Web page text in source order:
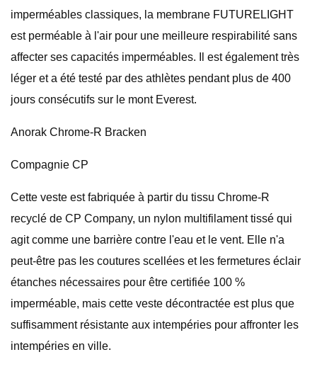
imperméables classiques, la membrane FUTURELIGHT
est perméable à l'air pour une meilleure respirabilité sans
affecter ses capacités imperméables. Il est également très
léger et a été testé par des athlètes pendant plus de 400
jours consécutifs sur le mont Everest.
Anorak Chrome-R Bracken
Compagnie CP
Cette veste est fabriquée à partir du tissu Chrome-R
recyclé de CP Company, un nylon multifilament tissé qui
agit comme une barrière contre l'eau et le vent. Elle n'a
peut-être pas les coutures scellées et les fermetures éclair
étanches nécessaires pour être certifiée 100 %
imperméable, mais cette veste décontractée est plus que
suffisamment résistante aux intempéries pour affronter les
intempéries en ville.